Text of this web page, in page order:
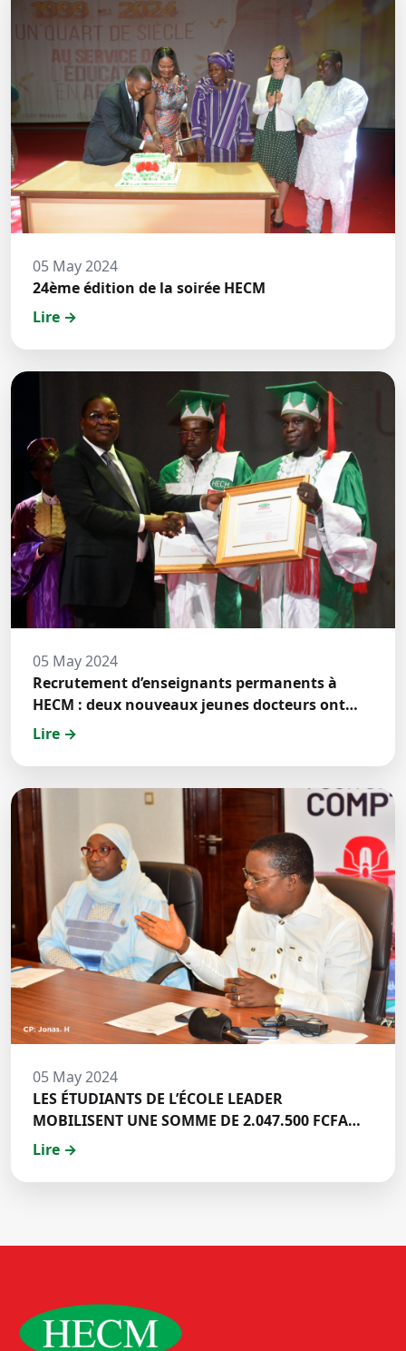
05 May 2024
24ème édition de la soirée HECM
Lire →
05 May 2024
Recrutement d’enseignants permanents à
HECM : deux nouveaux jeunes docteurs ont
prêté́ serment
Lire →
05 May 2024
LES ÉTUDIANTS DE L’ÉCOLE LEADER
MOBILISENT UNE SOMME DE 2.047.500 FCFA
POUR LE FONDS ZÉRO PALU:DISCOURS DE M.
DE HECM
Lire →